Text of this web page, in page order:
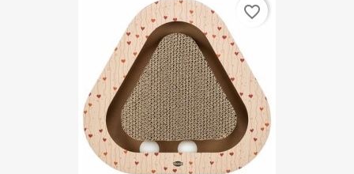
favorite_border